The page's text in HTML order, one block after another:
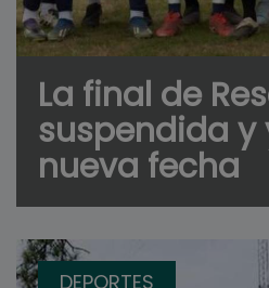
La final de
suspendida y
nueva fecha
DEPORTES